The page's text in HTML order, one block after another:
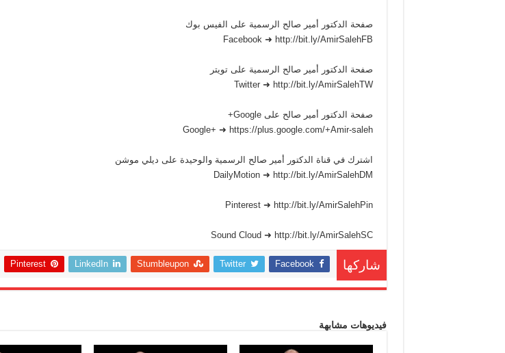
صفحة الدكتور أمير صالح الرسمية على الفيس بوك
Facebook ➜ http://bit.ly/AmirSalehFB
صفحة الدكتور أمير صالح الرسمية على تويتر
Twitter ➜ http://bit.ly/AmirSalehTW
صفحة الدكتور أمير صالح على Google+
Google+ ➜ https://plus.google.com/+Amir-saleh
اشترك في قناة الدكتور أمير صالح الرسمية والوحيدة على ديلي موشن
DailyMotion ➜ http://bit.ly/AmirSalehDM
Pinterest ➜ http://bit.ly/AmirSalehPin
Sound Cloud ➜ http://bit.ly/AmirSalehSC
شاركها Facebook
Twitter
Stumbleupon
LinkedIn
Pinterest
فيديوهات مشابهة